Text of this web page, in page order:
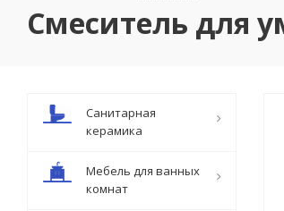
Смеситель для
Санитарная
керамика
Мебель для ванных
комнат